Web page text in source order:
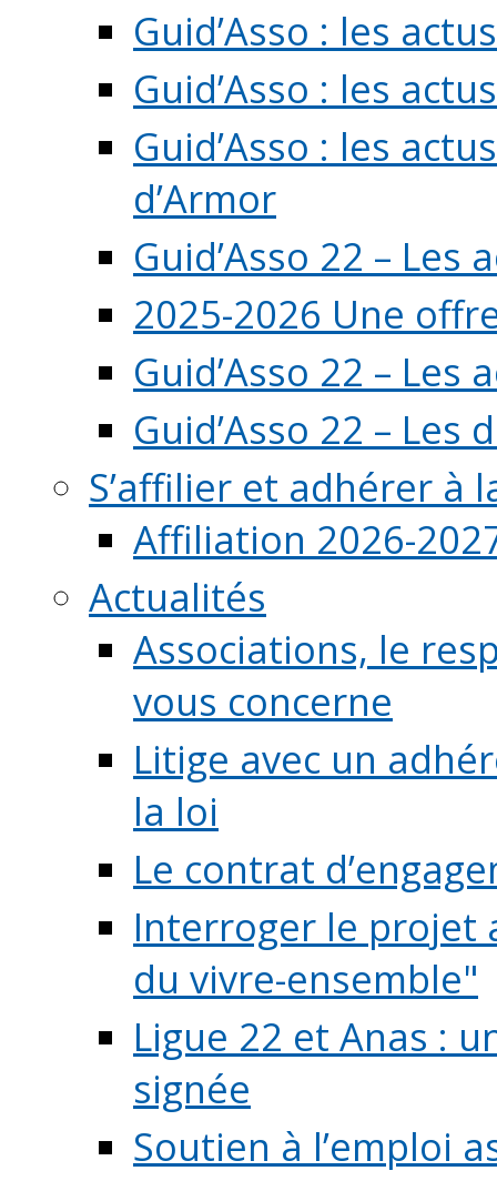
Guid’Asso : les
Guid’Asso : les
Guid’Asso : les
d’Armor
Guid’Asso 22 – Les
2025-2026 Une
Guid’Asso 22 –
Guid’Asso 22 – Les
S’affilier et adhérer à
Affiliation 2026-
Actualités
Associations, le
vous concerne
Litige avec un
la loi
Le contrat
Interroger le projet
du vivre-ensemble"
Ligue 22 et Anas :
signée
Soutien à l’emploi